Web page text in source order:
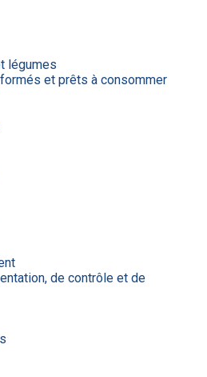
légumes
et prêts à consommer
de contrôle et de